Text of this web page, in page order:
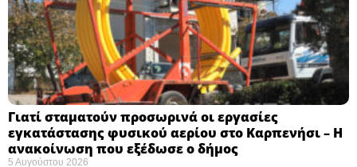
Γιατί σταματούν προσωρινά οι εργασίες
εγκατάστασης φυσικού αερίου στο Καρπενήσι – Η
ανακοίνωση που εξέδωσε ο δήμος
5 Αυγούστου 2026